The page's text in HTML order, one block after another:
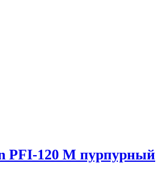
PFI-120 M пурпурный